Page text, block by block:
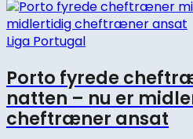
Liga Portugal
Porto fyrede
natten – nu er
cheftræner ansat